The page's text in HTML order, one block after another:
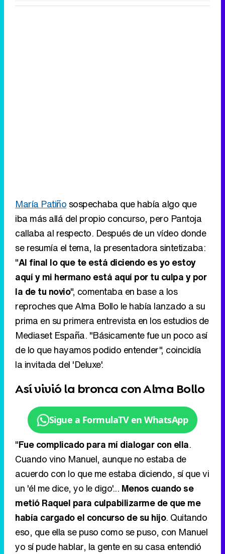
María Patiño sospechaba que había algo que
iba más allá del propio concurso, pero Pantoja
callaba al respecto. Después de un vídeo donde
se resumía el tema, la presentadora sintetizaba:
"Al final lo que te está diciendo es yo estoy
aquí y mi hermano está aquí por tu culpa y por
la de tu novio", comentaba en base a los
reproches que Alma Bollo le había lanzado a su
prima en su primera entrevista en los estudios de
Mediaset España. "Básicamente fue un poco así
de lo que hayamos podido entender", coincidía
la invitada del 'Deluxe'.
Así vivió la bronca con Alma Bollo
Sigue a FormulaTV en WhatsApp
"Fue complicado para mí dialogar con ella.
Cuando vino Manuel, aunque no estaba de
acuerdo con lo que me estaba diciendo, sí que vi
un 'él me dice, yo le digo'... Menos cuando se
metió Raquel para culpabilizarme de que me
había cargado el concurso de su hijo. Quitando
eso, que ella se puso como se puso, con Manuel
yo sí pude hablar, la gente en su casa entendió